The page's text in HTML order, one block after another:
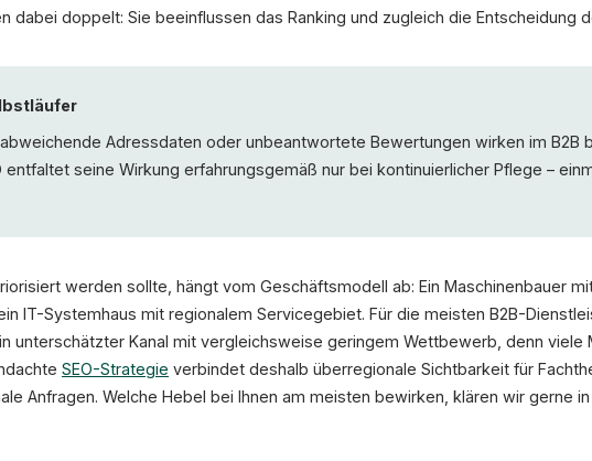
dabei doppelt: Sie beeinflussen das Ranking und zugleich die Entscheidung
Adressdaten oder unbeantwortete Bewertungen wirken im B2B
entfaltet seine Wirkung erfahrungsgemäß nur bei kontinuierlicher Pflege –
werden sollte, hängt vom Geschäftsmodell ab: Ein Maschinenbauer
IT-Systemhaus mit regionalem Servicegebiet. Für die meisten B2B-
unterschätzter Kanal mit vergleichsweise geringem Wettbewerb, denn viele
SEO-Strategie verbindet deshalb überregionale Sichtbarkeit für
Anfragen. Welche Hebel bei Ihnen am meisten bewirken, klären wir gerne